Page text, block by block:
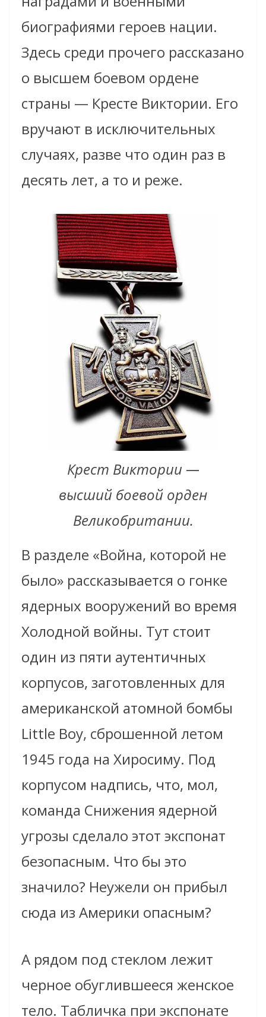
биографиями героев нации.
Здесь среди прочего рассказано
о высшем боевом ордене
страны — Кресте Виктории. Его
вручают в исключительных
случаях, разве что один раз в
десять лет, а то и реже.
Крест Виктории —
высший боевой орден
Великобритании.
В разделе «Война, которой не
было» рассказывается о гонке
ядерных вооружений во время
Холодной войны. Тут стоит
один из пяти аутентичных
корпусов, заготовленных для
американской атомной бомбы
Little Boy, сброшенной летом
1945 года на Хиросиму. Под
корпусом надпись, что, мол,
команда Снижения ядерной
угрозы сделало этот экспонат
безопасным. Что бы это
значило? Неужели он прибыл
сюда из Америки опасным?
А рядом под стеклом лежит
черное обуглившееся женское
тело. Табличка при экспонате